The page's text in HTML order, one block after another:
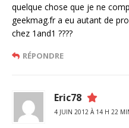
quelque chose que je ne
geekmag.fr a eu autant de
chez 1and1 ????
RÉPONDRE
Eric78
4 JUIN 2012 À 14 H 22